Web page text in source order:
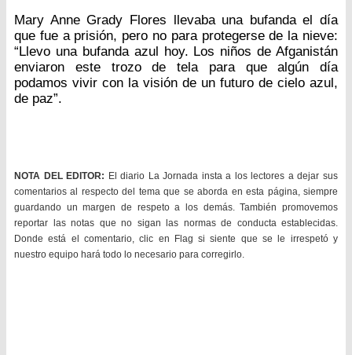
Mary Anne Grady Flores llevaba una bufanda el día
que fue a prisión, pero no para protegerse de la nieve:
“Llevo una bufanda azul hoy. Los niños de Afganistán
enviaron este trozo de tela para que algún día
podamos vivir con la visión de un futuro de cielo azul,
de paz”.
NOTA DEL EDITOR: El diario La Jornada insta a los lectores a dejar sus
comentarios al respecto del tema que se aborda en esta página, siempre
guardando un margen de respeto a los demás. También promovemos
reportar las notas que no sigan las normas de conducta establecidas.
Donde está el comentario, clic en Flag si siente que se le irrespetó y
nuestro equipo hará todo lo necesario para corregirlo.